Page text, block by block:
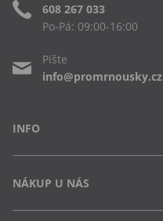
INFO
Často kladené dotazy
Obchodní podmínky
NÁKUP U NÁS
608 267 033
Po-Pá: 09:00-16:00
Pište
info@promrnousky.cz